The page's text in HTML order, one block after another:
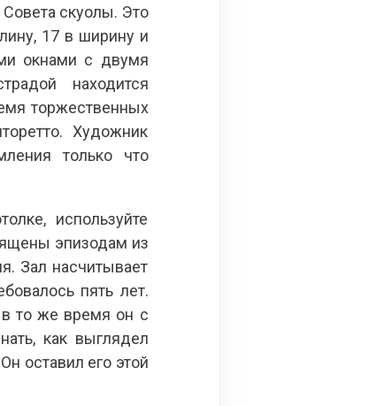
скуолы. Это
17 в ширину и
окнами с двумя
находится
торжественных
Художник
только что
используйте
эпизодам из
Зал насчитывает
пять лет.
в то же время он с
как выглядел
оставил его этой